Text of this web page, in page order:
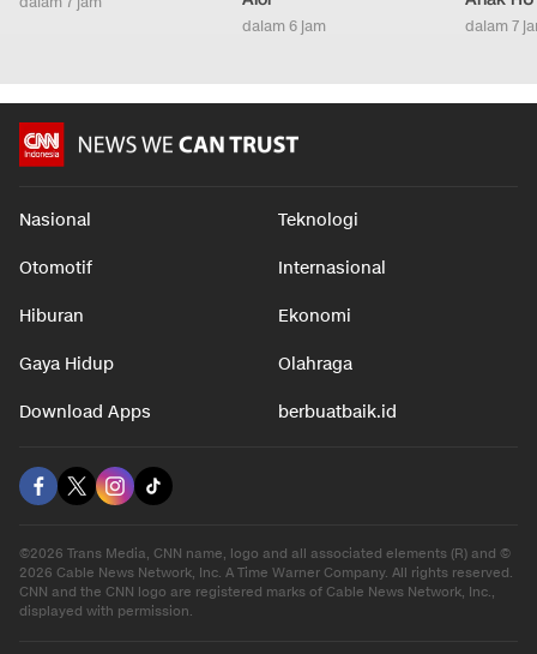
dalam 6 jam dalam 7
Nasional Teknologi
Otomotif Internasional
Hiburan Ekonomi
Gaya Hidup Olahraga
Download Apps berbuatbaik.id
©2026 Trans Media, CNN name, logo and all associated elements (R) and ©
2026 Cable News Network, Inc. A Time Warner Company. All rights reserved.
CNN and the CNN logo are registered marks of Cable News Network, Inc.,
displayed with permission.